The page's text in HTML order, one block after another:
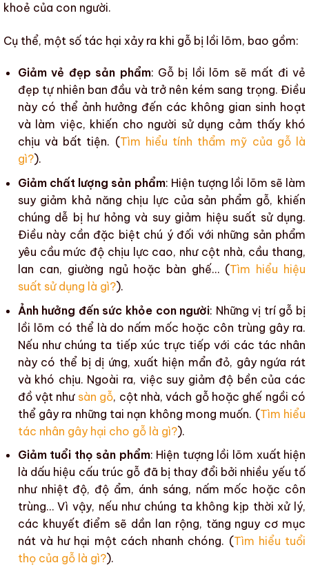
khoẻ của con người.
Cụ thể, một số tác hại xảy ra khi gỗ bị lồi lõm, bao gồm:
Giảm vẻ đẹp sản phẩm: Gỗ bị lồi lõm sẽ mất đi vẻ
đẹp tự nhiên ban đầu và trở nên kém sang trọng. Điều
này có thể ảnh hưởng đến các không gian sinh hoạt
và làm việc, khiến cho người sử dụng cảm thấy khó
chịu và bất tiện. (Tìm hiểu tính thẩm mỹ của gỗ là
gì?).
Giảm chất lượng sản phẩm: Hiện tượng lồi lõm sẽ làm
suy giảm khả năng chịu lực của sản phẩm gỗ, khiến
chúng dễ bị hư hỏng và suy giảm hiệu suất sử dụng.
Điều này cần đặc biệt chú ý đối với những sản phẩm
yêu cầu mức độ chịu lực cao, như cột nhà, cầu thang,
lan can, giường ngủ hoặc bàn ghế… (Tìm hiểu hiệu
suất sử dụng là gì?).
Ảnh hưởng đến sức khỏe con người: Những vị trí gỗ bị
lồi lõm có thể là do nấm mốc hoặc côn trùng gây ra.
Nếu như chúng ta tiếp xúc trực tiếp với các tác nhân
này có thể bị dị ứng, xuất hiện mẩn đỏ, gây ngứa rát
và khó chịu. Ngoài ra, việc suy giảm độ bền của các
đồ vật như sàn gỗ, cột nhà, vách gỗ hoặc ghế ngồi có
thể gây ra những tai nạn không mong muốn. (Tìm hiểu
tác nhân gây hại cho gỗ là gì?).
Giảm tuổi thọ sản phẩm: Hiện tượng lồi lõm xuất hiện
là dấu hiệu cấu trúc gỗ đã bị thay đổi bởi nhiều yếu tố
như nhiệt độ, độ ẩm, ánh sáng, nấm mốc hoặc côn
trùng… Vì vậy, nếu như chúng ta không kịp thời xử lý,
các khuyết điểm sẽ dần lan rộng, tăng nguy cơ mục
nátvà hư hại một cách nhanh chóng. (Tìm hiểu tuổi
thọ của gỗ là gì?).